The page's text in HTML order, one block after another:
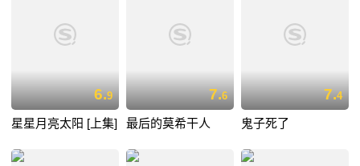
6.9
星星月亮太阳 [上集]
7.6
最后的莫希干人
7.4
鬼子死了